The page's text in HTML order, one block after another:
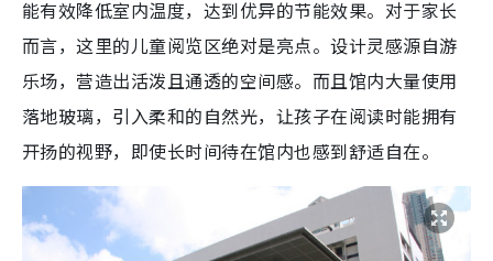
能有效降低室内温度，达到优异的节能效果。对于家长
而言，这里的儿童阅览区绝对是亮点。设计灵感源自游
乐场，营造出活泼且通透的空间感。而且馆内大量使用
落地玻璃，引入柔和的自然光，让孩子在阅读时能拥有
开扬的视野，即使长时间待在馆内也感到舒适自在。